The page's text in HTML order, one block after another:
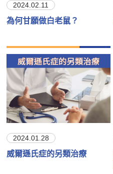
2024.02.11
為何甘願做白老鼠？
2024.01.28
威爾遜氏症的另類治療